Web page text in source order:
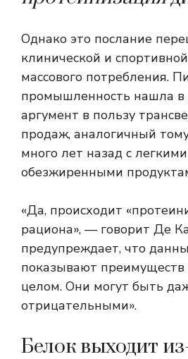
Однако это послание
клинической и
массового потребления.
промышленность нашла в
аргумент в пользу
продаж, аналогичный
много лет назад с
обезжиренными
«Да, происходит
рациона», — говорит Де
предупреждает, что
показывают преимуществ
целом. Они могут быть
отрицательными».
Белок выходит